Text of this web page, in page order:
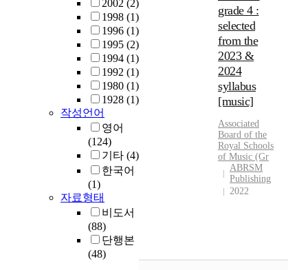
2002 (2)
1998 (1)
1996 (1)
1995 (2)
1994 (1)
1992 (1)
1980 (1)
1928 (1)
작성언어
영어
(124)
기타 (4)
한국어
(1)
자료형태
비도서
(88)
단행본
(48)
grade 4 :
selected
from the
2023 &
2024
syllabus
[music]
Associated
Board of the
Royal Schools
of Music (Gr
ABRSM
Publishing
2022